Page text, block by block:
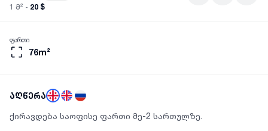
1 მ² - 20 $
76m²
ფართი
აღწერა
ქირავდება საოფისე ფართი მე-2 სართულზე.